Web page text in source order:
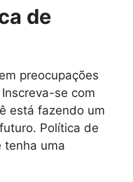
de
preocupações
se com
está fazendo um
Política de
tenha uma